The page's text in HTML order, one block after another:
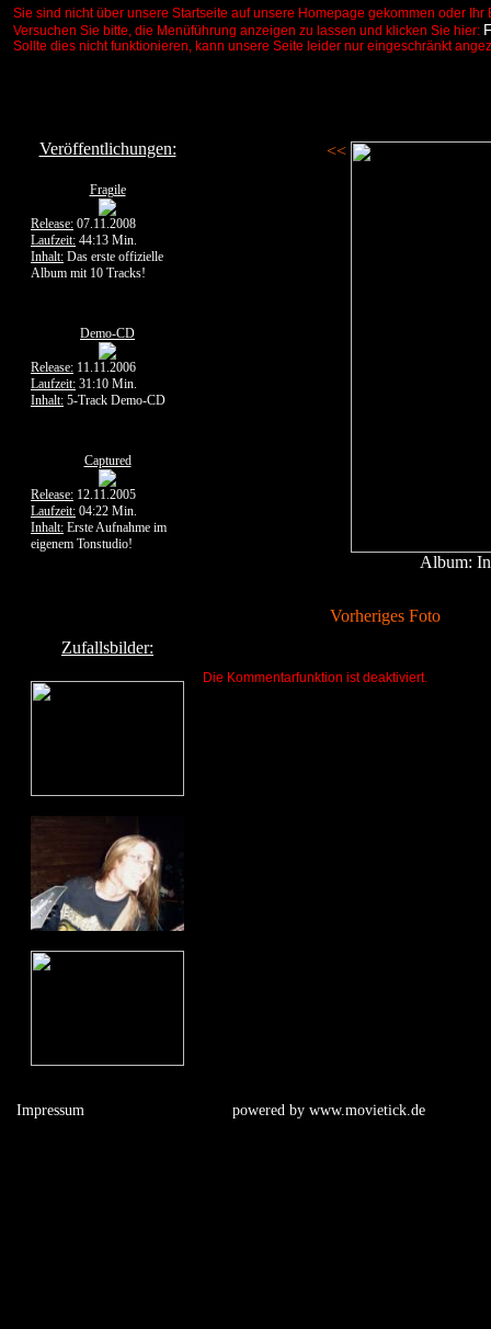
Sie sind nicht über unsere Startseite auf unsere Homepage gekommen oder
Versuchen Sie bitte, die Menüführung anzeigen zu lassen und klicken Sie hier:
Sollte dies nicht funktionieren, kann unsere Seite leider nur eingeschränkt
Veröffentlichungen:
Fragile
Release: 07.11.2008
Laufzeit: 44:13 Min.
Inhalt: Das erste offizielle
Album mit 10 Tracks!
Demo-CD
Release: 11.11.2006
Laufzeit: 31:10 Min.
Inhalt: 5-Track Demo-CD
Captured
Release: 12.11.2005
Laufzeit: 04:22 Min.
Inhalt: Erste Aufnahme im
eigenem Tonstudio!
Zufallsbilder:
<<
Album:
Vorheriges Foto
Die Kommentarfunktion ist deaktiviert.
Impressum powered by www.movietick.de